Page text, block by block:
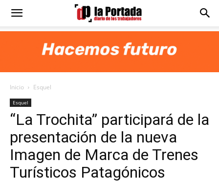
Diario
Portada
Inicio Esquel
Esquel
“La Trochita” participará de la
presentación de la nueva
Imagen de Marca de Trenes
Turísticos Patagónicos